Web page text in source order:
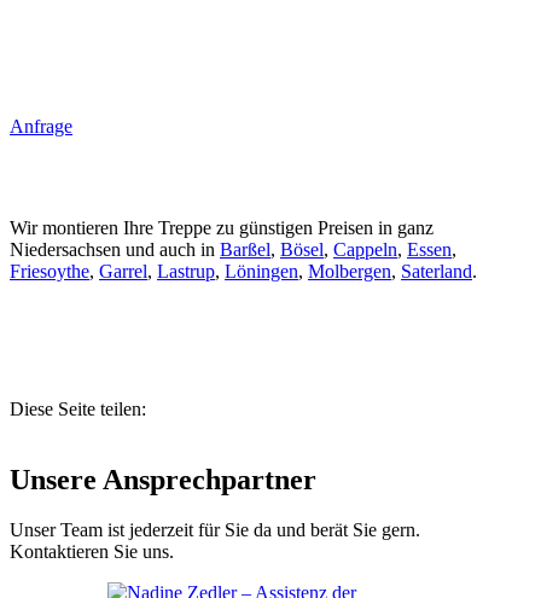
Anfrage
Wir montieren Ihre Treppe zu günstigen Preisen in ganz
Niedersachsen und auch in Barßel, Bösel, Cappeln, Essen,
Friesoythe, Garrel, Lastrup, Löningen, Molbergen, Saterland.
Diese Seite teilen:
Unsere Ansprechpartner
Unser Team ist jederzeit für Sie da und berät Sie gern.
Kontaktieren Sie uns.